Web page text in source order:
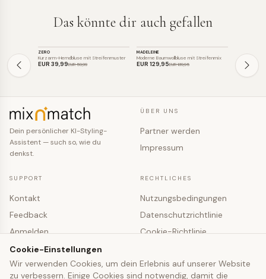
Das könnte dir auch gefallen
SALE
ZERO
Kurzarm-Hemdbluse mit Streifenmuster
EUR 39,99EUR 59,99
SALE
MADELEINE
Moderne Baumwollbluse mit Streifenmix
EUR 129,95EUR 139,95
SALE
EUR 27
Dein persönlicher KI-Styling-
Assistent — such so, wie du
denkst.
ÜBER UNS
Partner werden
Impressum
SUPPORT
Kontakt
Feedback
Anmelden
Registrieren
RECHTLICHES
Nutzungsbedingungen
Datenschutzrichtlinie
Cookie-Richtlinie
Cookie-Einstellungen
Wir verwenden Cookies, um dein Erlebnis auf unserer Website
zu verbessern. Einige Cookies sind notwendig, damit die